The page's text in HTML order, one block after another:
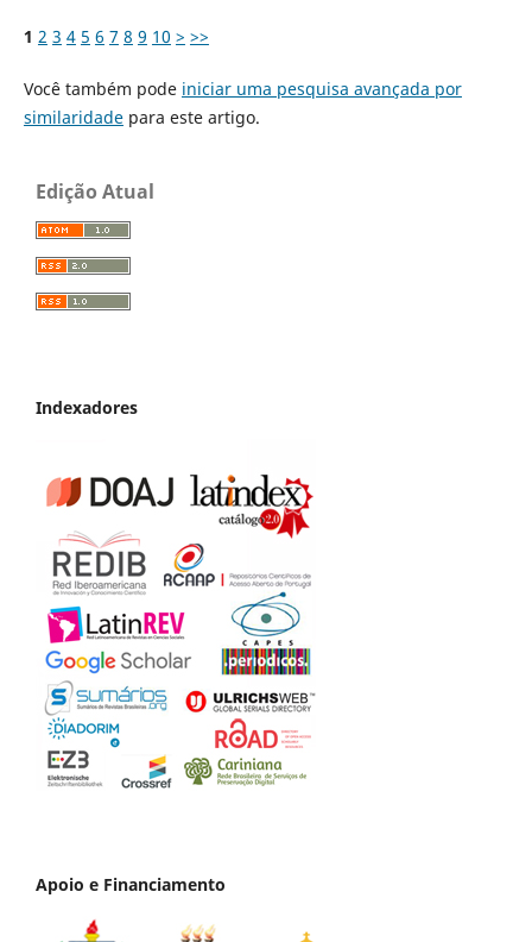
1 2 3 4 5 6 7 8 9 10 > >>
Você também pode iniciar uma pesquisa avançada por
similaridadepara este artigo.
Edição Atual
Indexadores
Apoio e Financiamento